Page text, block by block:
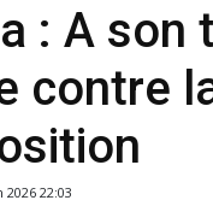
: A son
contre
2026 22:03